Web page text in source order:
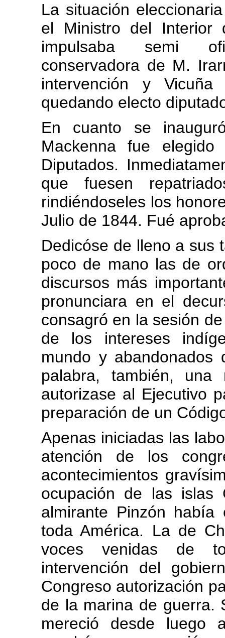
La situación
el Ministro del Interior
impulsaba semi
conservadora de M.
intervención y
quedando electo
En cuanto se
Mackenna fue
Diputados.
que fuesen
rindiéndoseles los
Julio de 1844. Fué
Dedicóse de lleno a sus
poco de mano las de
discursos más
pronunciara en el
consagró en la sesión
de los intereses
mundo y
palabra, también,
autorizase al Ejecutivo
preparación de un
Apenas iniciadas las
atención de los
acontecimientos
ocupación de las islas
almirante Pinzón
toda América. La de
voces venidas de
intervención del
Congreso autorización
de la marina de guerra.
mereció desde luego